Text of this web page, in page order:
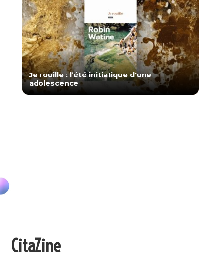
Je rouille : l’été initiatique d'une
adolescence
CitaZine